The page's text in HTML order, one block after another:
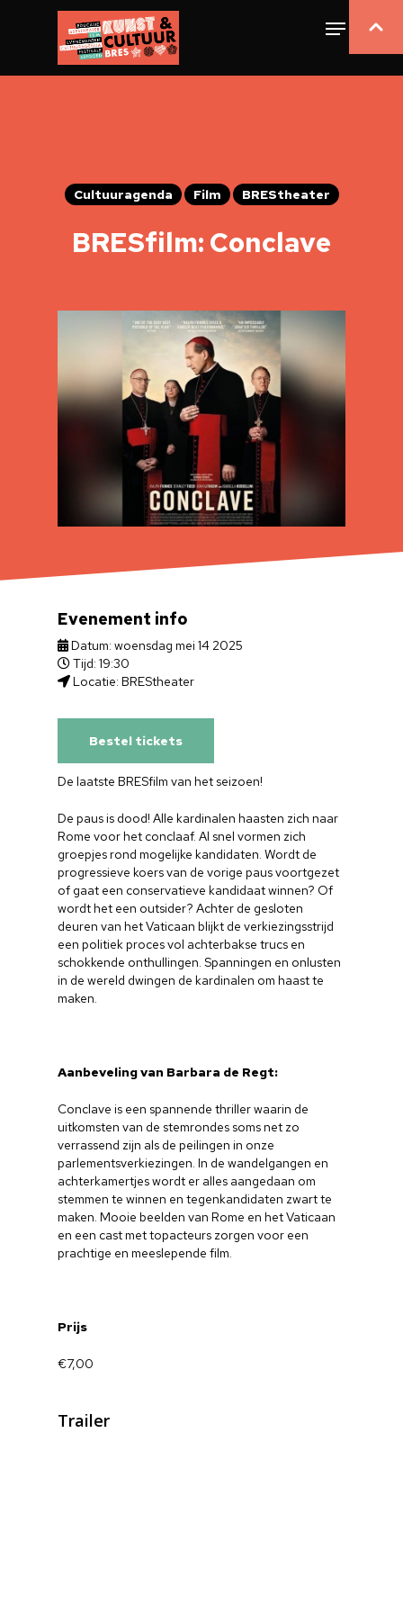
Cultuuragenda Film BREStheater
BRESfilm: Conclave
De laatste BRESfilm van het seizoen!
De paus is dood! Alle kardinalen haasten zich naar
Rome voor het conclaaf. Al snel vormen zich
groepjes rond mogelijke kandidaten. Wordt de
progressieve koers van de vorige paus voortgezet
of gaat een conservatieve kandidaat winnen? Of
wordt het een outsider? Achter de gesloten
deuren van het Vaticaan blijkt de verkiezingsstrijd
een politiek proces vol achterbakse trucs en
schokkende onthullingen. Spanningen en onlusten
in de wereld dwingen de kardinalen om haast te
maken.
Aanbeveling van Barbara de Regt:
Conclave is een spannende thriller waarin de
uitkomsten van de stemrondes soms net zo
verrassend zijn als de peilingen in onze
parlementsverkiezingen. In de wandelgangen en
achterkamertjes wordt er alles aangedaan om
stemmen te winnen en tegenkandidaten zwart te
maken. Mooie beelden van Rome en het Vaticaan
en een cast met topacteurs zorgen voor een
prachtige en meeslepende film.
Prijs
€7,00
Trailer
Evenement info
Datum: woensdag mei 14 2025
Tijd: 19:30
Locatie: BREStheater
Bestel tickets